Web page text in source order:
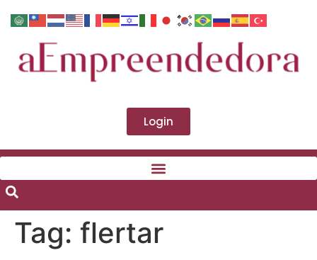
Login
Tag: flertar